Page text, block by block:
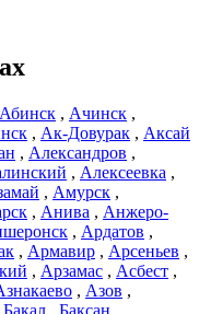
Абинск , Ачинск ,
, Ак-Довурак , Аксай
, Александров ,
, Алексеевка ,
, Амурск ,
, Анива , Анжеро-
, Ардатов ,
, Армавир , Арсеньев ,
, Арзамас , Асбест ,
, Азов ,
Бакал , Баксан ,